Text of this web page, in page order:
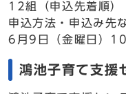
12組（申込先着順）
申込方法・申込み先
6月9日（金曜日）
鴻池子育て支援